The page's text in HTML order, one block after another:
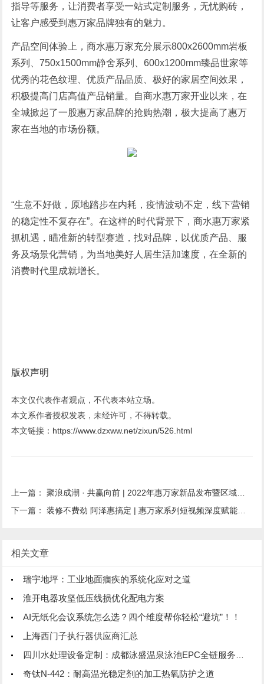
指导等服务，让消费者享受一站式定制服务，无忧购砖，
让客户感受到惠万家品牌独有的魅力。
产品空间体验上，商水惠万家充分展示800x2600mm岩板
系列、750x1500mm静舍系列、600x1200mm臻品世家等
优秀的花色纹理、优质产品品质、极好的家居空间效果，
积极提高门店高值产品销量。自商水惠万家开业以来，在
全城掀起了一股惠万家品牌的抢购热潮，极大提高了惠万
家在当地的市场份额。
“生意不好做，原地踏步在内耗，疫情波动不定，线下营销
的稳定性不复存在”。在这样的时代背景下，商水惠万家紧
抓机遇，瞄准新的转型赛道，找对品牌，以优质产品、服
务及场景化营销，为当地美好人居生活加速度，在全新的
消费时代里成就增长。
版权声明
本文仅代表作者观点，不代表本站立场。
本文系作者授权发表，未经许可，不得转载。
本文链接： https://www.dzxww.net/zixun/526.html
上一篇：聚浪成潮 · 共赢向前 | 2022年惠万家新品发布暨区域核心经销商峰会在福州圆满结束！
下一篇：装修不费劲 阿泽惠搞定 | 惠万家系列短视频深度赋能线上传播渠道，炼成新流量密码
相关文章
瑞宇地坪：工业地面痼疾的系统化应对之道
淮开电器攻坚低压线损优化配电方案
AI无纸化会议系统怎么选？四个维度帮你轻松“避坑”！！
上海西门子执行器供应商汇总
四川水处理设备定制：成都泳盛温泉泳池EPC全链服务方案
奇钛N-442：耐高温光稳定剂的加工热氧防护之道